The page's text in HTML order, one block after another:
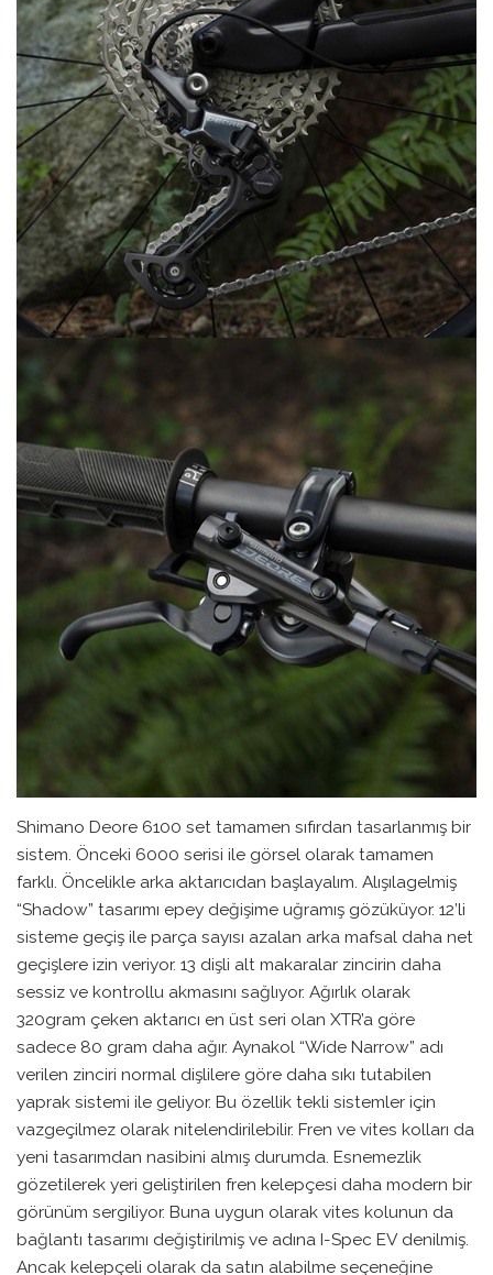
Shimano Deore 6100 set tamamen sıfırdan tasarlanmış bir
sistem. Önceki 6000 serisi ile görsel olarak tamamen
farklı. Öncelikle arka aktarıcıdan başlayalım. Alışılagelmiş
“Shadow” tasarımı epey değişime uğramış gözüküyor. 12’li
sisteme geçiş ile parça sayısı azalan arka mafsal daha net
geçişlere izin veriyor. 13 dişli alt makaralar zincirin daha
sessiz ve kontrollu akmasını sağlıyor. Ağırlık olarak
320gram çeken aktarıcı en üst seri olan XTR’a göre
sadece 80 gram daha ağır. Aynakol “Wide Narrow” adı
verilen zinciri normal dişlilere göre daha sıkı tutabilen
yaprak sistemi ile geliyor. Bu özellik tekli sistemler için
vazgeçilmez olarak nitelendirilebilir. Fren ve vites kolları da
yeni tasarımdan nasibini almış durumda. Esnemezlik
gözetilerek yeri geliştirilen fren kelepçesi daha modern bir
görünüm sergiliyor. Buna uygun olarak vites kolunun da
bağlantı tasarımı değiştirilmiş ve adına I-Spec EV denilmiş.
Ancak kelepçeli olarak da satın alabilme seçeneğine